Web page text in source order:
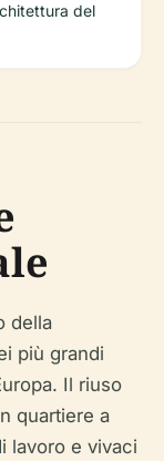
del
della
più grandi
Il riuso
quartiere a
lavoro e vivaci